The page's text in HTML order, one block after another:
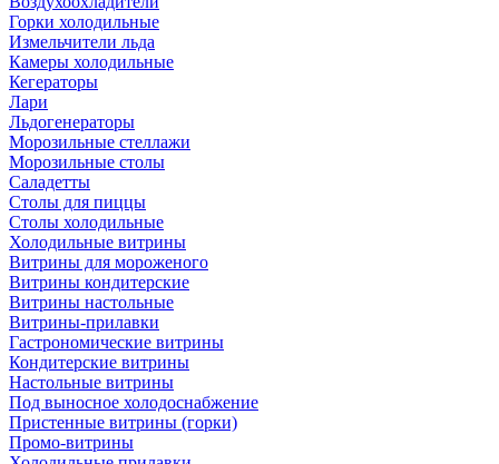
Горки холодильные
Измельчители льда
Камеры холодильные
Кегераторы
Лари
Льдогенераторы
Морозильные стеллажи
Морозильные столы
Саладетты
Столы для пиццы
Столы холодильные
Холодильные витрины
Витрины для мороженого
Витрины кондитерские
Витрины настольные
Витрины-прилавки
Гастрономические витрины
Кондитерские витрины
Настольные витрины
Под выносное холодоснабжение
Пристенные витрины (горки)
Промо-витрины